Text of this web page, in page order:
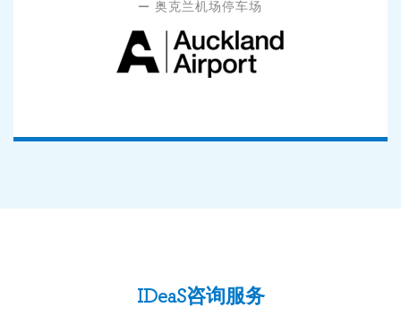
奥克兰机场停车场
IDeaS咨询服务